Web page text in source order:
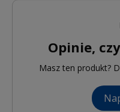
Opinie,
Masz ten produkt?